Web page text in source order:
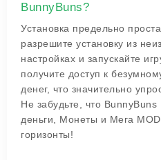
BunnyBuns?
Установка предельно
разрешите установку из
настройках и запускайте
получите доступ к
денег, что значительно
Не забудьте, что
деньги, Монеты и Мега
горизонты!